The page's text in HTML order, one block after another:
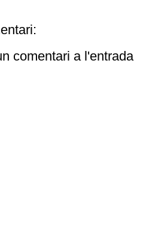
comentari a l'entrada